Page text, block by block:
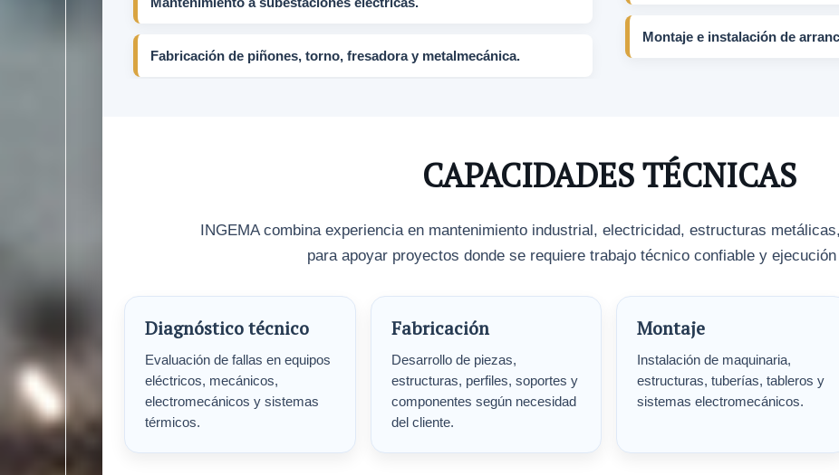
Fabricación de piñones, torno, fresadora y metalmecánica.
Montaje e instalación de
CAPACIDADES TÉCNICAS
INGEMA combina experiencia en mantenimiento industrial, electricidad, estructuras
para apoyar proyectos donde se requiere trabajo técnico confiable y
Diagnóstico técnico
Evaluación de fallas en equipos
eléctricos, mecánicos,
electromecánicos y sistemas
térmicos.
Fabricación
Desarrollo de piezas,
estructuras, perfiles, soportes y
componentes según necesidad
del cliente.
Montaje
Instalación de maquinaria,
estructuras, tuberías, tableros y
sistemas electromecánicos.